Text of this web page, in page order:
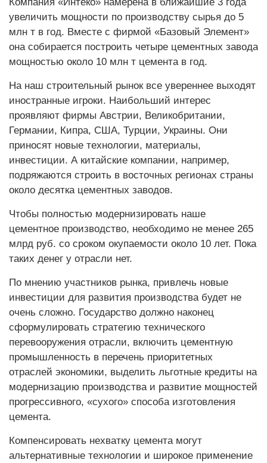
увеличить мощности по производству сырья до 5
млн т в год. Вместе с фирмой «Базовый Элемент»
она собирается построить четыре цементных завода
мощностью около 10 млн т цемента в год.
На наш строительный рынок все увереннее выходят
иностранные игроки. Наибольший интерес
проявляют фирмы Австрии, Великобритании,
Германии, Кипра, США, Турции, Украины. Они
приносят новые технологии, материалы,
инвестиции. А китайские компании, например,
подряжаются строить в восточных регионах страны
около десятка цементных заводов.
Чтобы полностью модернизировать наше
цементное производство, необходимо не менее 265
млрд руб. со сроком окупаемости около 10 лет. Пока
таких денег у отрасли нет.
По мнению участников рынка, привлечь новые
инвестиции для развития производства будет не
очень сложно. Государство должно наконец
сформулировать стратегию технического
перевооружения отрасли, включить цементную
промышленность в перечень приоритетных
отраслей экономики, выделить льготные кредиты на
модернизацию производства и развитие мощностей
прогрессивного, «сухого» способа изготовления
цемента.
Компенсировать нехватку цемента могут
альтернативные технологии и широкое применение